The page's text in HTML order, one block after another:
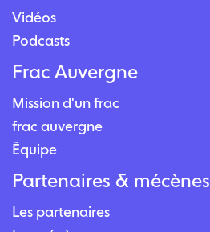
Vidéos
Podcasts
Frac Auvergne
Mission d'un frac
frac auvergne
Équipe
Partenaires & mécènes
Les partenaires